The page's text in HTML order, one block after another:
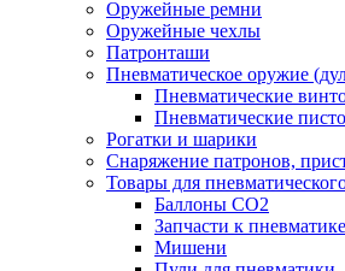
Оружейные ремни
Оружейные чехлы
Патронташи
Пневматическое оружие
Пневматические
Пневматические
Рогатки и шарики
Снаряжение патронов,
Товары для
Баллоны СО2
Запчасти к пневматике
Мишени